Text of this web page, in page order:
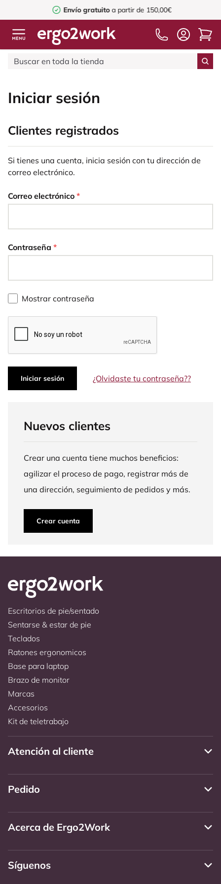
Envío gratuitoa partir de 150,00€
Iniciar sesión
Clientes registrados
Si tienes una cuenta, inicia sesión con tu dirección de
correo electrónico.
Correo electrónico *
Contraseña *
Mostrar contraseña
Iniciar sesión ¿Olvidaste tu contraseña??
Nuevos clientes
Crear una cuenta tiene muchos beneficios:
agilizar el proceso de pago, registrar más de
una dirección, seguimiento de pedidos y más.
Crear cuenta
Escritorios de pie/sentado
Sentarse & estar de pie
Teclados
Ratones ergonomicos
Base para laptop
Brazo de monitor
Marcas
Accesorios
Kit de teletrabajo
Atención al cliente
Pedido
Acerca de Ergo2Work
Síguenos